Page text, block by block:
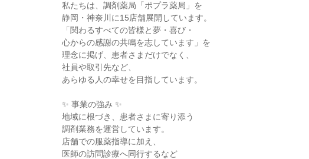
私たちは、調剤薬局「ポプラ薬局」を
静岡・神奈川に15店舗展開しています。
「関わるすべての皆様と夢・喜び・
心からの感謝の共鳴を志しています」を
理念に掲げ、患者さまだけでなく、
社員や取引先など、
あらゆる人の幸せを目指しています。
✨ 事業の強み ✨
地域に根づき、患者さまに寄り添う
調剤業務を運営しています。
店舗での服薬指導に加え、
医師の訪問診療へ同行するなど